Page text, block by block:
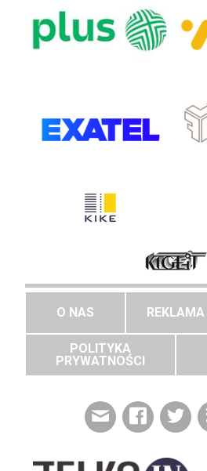
O NAS REKLAMA
POLITYKA
PRYWATNOŚCI